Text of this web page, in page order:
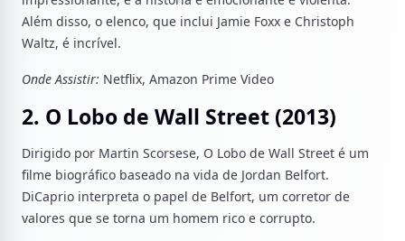
Além disso, o elenco, que inclui Jamie Foxx e Christoph
Waltz, é incrível.
Onde Assistir: Netflix, Amazon Prime Video
2. O Lobo de Wall Street (2013)
Dirigido por Martin Scorsese, O Lobo de Wall Street é um
filme biográfico baseado na vida de Jordan Belfort.
DiCaprio interpreta o papel de Belfort, um corretor de
valores que se torna um homem rico e corrupto.